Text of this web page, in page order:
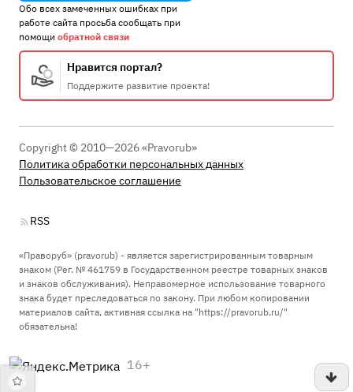
Обо всех замеченных ошибках при
работе сайта просьба сообщать при
помощи обратной связи
Нравится портал?
Поддержите развитие проекта!
Copyright © 2010—2026 «Pravorub»
Политика обработки персональных данных
Пользовательское соглашение
RSS
«Праворуб» (pravorub) - является зарегистрированным товарным
знаком (Рег. № 461759 в Государственном реестре товарных знаков
и знаков обслуживания). Неправомерное использование товарного
знака будет преследоваться по закону. При любом копировании
материалов сайта, активная ссылка на "https://pravorub.ru/"
обязательна!
16+